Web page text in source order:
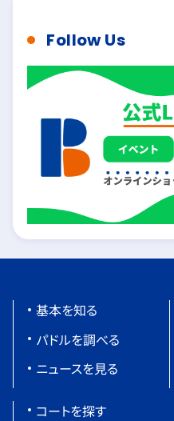
Follow Us
基本を知る
パドルを調べる
ニュースを見る
コートを探す